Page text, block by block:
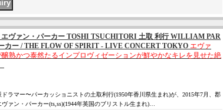
ヴァン・パーカー TOSHI TSUCHITORI 土取 利行 WILLIAM PAR
カー / THE FLOW OF SPIRIT - LIVE CONCERT TOKYO エヴァ
熟かつ泰然たるインプロヴィゼーションが鮮やかなキレを見せた絶
ラマー〜パーカッショニストの土取利行(1950年香川県生まれ)が、2015年7月、郡
ヴァン・パーカー(ts,ss)(1944年英国のブリストル生まれ)…